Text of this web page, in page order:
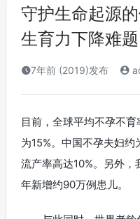
守护生命起源
生育力下降难题
7年前 (2019)发布
目前，全球平均不孕不
为15%。中国不孕夫妇
流产率高达10%。另外
年新增约90万例患儿。